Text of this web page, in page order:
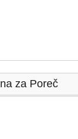
za Poreč